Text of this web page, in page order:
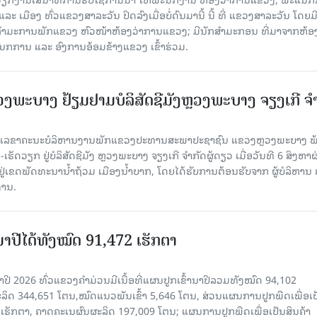
ລະ ເມືອງ ທົ່ວແຂວງສາລະວັນ ປິດລົງເມື່ອ​ບໍ່​ດົນ​ມາ​ນີ້ ນີ້ ທີ່ ແຂວງສາລະວັນ ໂດຍ​
ຳມະການພັກແຂວງ ຫົວໜ້າຫ້ອງວ່າການແຂວງ; ມີນັກສຳມະກອນ ທີ່ມາຈາກຫ້ອ
ການ ແລະ ອົງການອ້ອມຂ້າງແຂວງ ເຂົ້າຮ່ວມ.
ພະບາງ ຢ້ຽມ​ຢາມບໍ​ລິ​ສັດຊີມັງຫຼວງພະບາງ ຈຽງເກີ
ລ​ຂາ​ຄະ​ນະ​ບໍ​ລິ​ຫານ​ງານ​ພັກແຂວງປະທານສະພາປະຊາຊົນ ແຂວງຫຼວງພະບາງ
ເຮັດວຽກ ຢູ່ບໍລິສັດຊີມັງ ຫຼວງພະບາງ ຈຽງເກີ ຈໍາກັດຜູ້ດຽວ ເມື່ອ​ວັນ​ທີ 6 ສິງ​ຫາ​
ເຂດພັດທະນານ້ຳຖ້ວມ ເມືອງນໍ້າບາກ, ໂດຍໄດ້ຮັບການຕ້ອນຮັບຈາກ ຜູ້ບໍລິຫານ
ນ.
ປີໄດ້ທັງໝົດ 91,472 ເຮັກຕາ
ປີ 2026 ທົ່ວແຂວງຄໍາມ່ວນມີເນື້ອທີ່ແຜນປູກເຂົ້ານາປີລວມທັງໝົດ 94,102
ລິດ 344,651 ໂຕນ,ໝົດແນວພັນເຂົ້າ 5,646 ໂຕນ, ສ່ວນແຜນການປູກພືດເພື່ອເ
ຮັກຕາ, ຄາດຄະເນຜົນຜະລິດ 197,009 ໂຕນ; ແຜນການປູກພືດເພື່ອເປັນສິນຄ້າ